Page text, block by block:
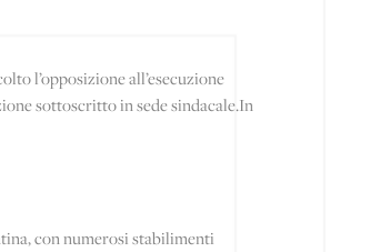
l’opposizione all’esecuzione
sottoscritto in sede sindacale.In
con numerosi stabilimenti